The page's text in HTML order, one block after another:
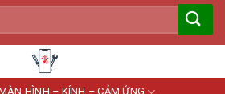
HÌNH – KÍNH – CẢM ỨNG